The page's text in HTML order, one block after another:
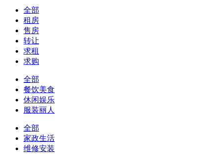
全部
租房
售房
转让
求租
求购
全部
餐饮美食
休闲娱乐
服装丽人
全部
家政生活
维修安装